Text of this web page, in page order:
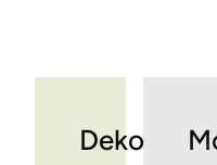
Dekoracje